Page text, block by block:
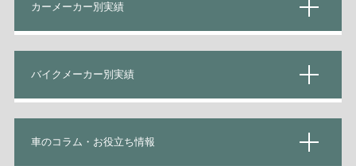
カーメーカー別実績
バイクメーカー別実績
車のコラム・お役立ち情報